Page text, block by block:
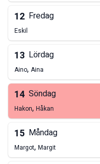
12 Fredag
Eskil
13 Lördag
Aino, Aina
14 Söndag
Hakon, Håkan
15 Måndag
Margot, Margit